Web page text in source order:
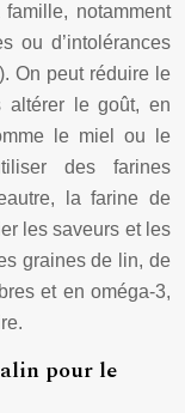
notamment
ou d’intolérances
On peut réduire le
altérer le goût, en
le miel ou le
des farines
la farine de
les saveurs et les
graines de lin, de
et en oméga-3,
pour le